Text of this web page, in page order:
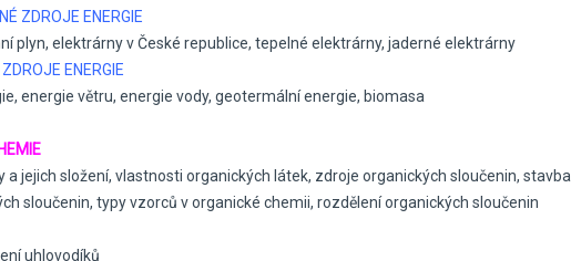
ZDROJE ENERGIE
plyn, elektrárny v České republice, tepelné elektrárny, jaderné elektrárny
ENERGIE
energie větru, energie vody, geotermální energie, biomasa
a jejich složení, vlastnosti organických látek, zdroje organických sloučenin, stavba
sloučenin, typy vzorců v organické chemii, rozdělení organických sloučenin
uhlovodíků